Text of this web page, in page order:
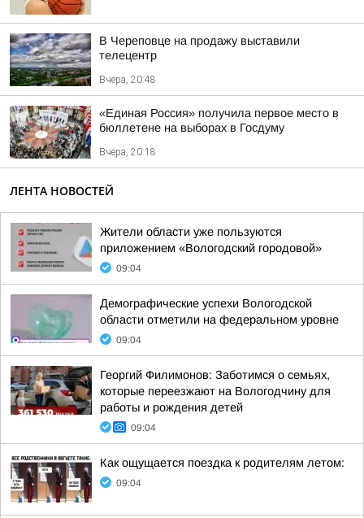
В Череповце на продажу выставили
телецентр
Вчера, 20:48
«Единая Россия» получила первое место в
бюллетене на выборах в Госдуму
Вчера, 20:18
ЛЕНТА НОВОСТЕЙ
Жители области уже пользуются
приложением «Вологодский городовой»
09:04
Демографические успехи Вологодской
области отметили на федеральном уровне
09:04
Георгий Филимонов: Заботимся о семьях,
которые переезжают на Вологодчину для
работы и рождения детей
09:04
Как ощущается поездка к родителям летом:
09:04